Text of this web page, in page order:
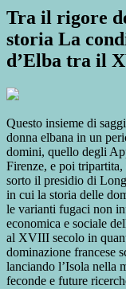
Tra il rigore
storia La
d’Elba tra il
Questo insieme di
donna elbana in un
domini, quello degli
Firenze, e poi
sorto il presidio di
in cui la storia delle
le varianti fugaci non
economica e sociale
al XVIII secolo in
dominazione francese
lanciando l’Isola nella
feconde e future